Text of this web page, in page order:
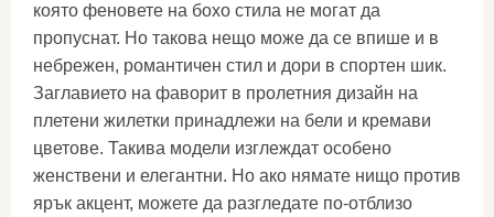
която феновете на бохо стила не могат да
пропуснат. Но такова нещо може да се впише и в
небрежен, романтичен стил и дори в спортен шик.
Заглавието на фаворит в пролетния дизайн на
плетени жилетки принадлежи на бели и кремави
цветове. Такива модели изглеждат особено
женствени и елегантни. Но ако нямате нищо против
ярък акцент, можете да разгледате по-отблизо